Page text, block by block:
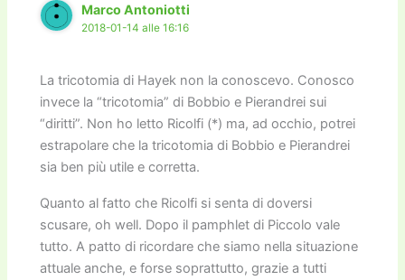
Marco Antoniotti
2018-01-14 alle 16:16
La tricotomia di Hayek non la conoscevo. Conosco
invece la “tricotomia” di Bobbio e Pierandrei sui
“diritti”. Non ho letto Ricolfi (*) ma, ad occhio, potrei
estrapolare che la tricotomia di Bobbio e Pierandrei
sia ben più utile e corretta.
Quanto al fatto che Ricolfi si senta di doversi
scusare, oh well. Dopo il pamphlet di Piccolo vale
tutto. A patto di ricordare che siamo nella situazione
attuale anche, e forse soprattutto, grazie a tutti